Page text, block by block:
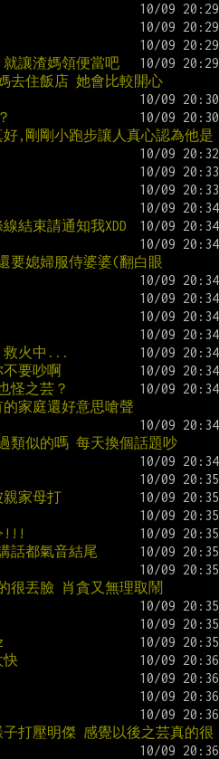
讓渣媽領便當吧
去住飯店 她會比較開心
,剛剛小跑步讓人真心認為他是
結束請通知我XDD
要媳婦服侍婆婆(翻白眼
救火中...
要吵啊
怪之芸？
家庭還好意思嗆聲
類似的嗎 每天換個話題吵
家母打
!!!
話都氣音結尾
很丟臉 肖貪又無理取鬧
快
打壓明傑 感覺以後之芸真的很